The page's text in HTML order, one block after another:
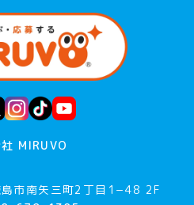
MIRUVO
市南矢三町2丁目1−48 2F